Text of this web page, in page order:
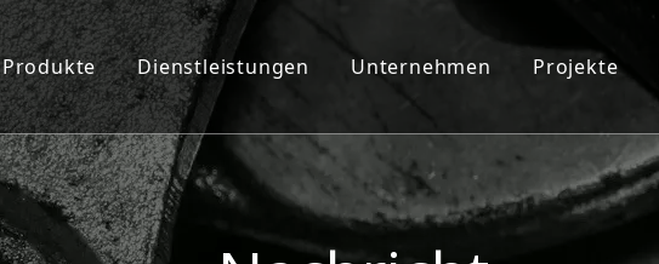
Produkte
Einsteckschloss-Ziersatz
Türkoordinator
Türschnalle
Dienstleistungen
2D/3D-Ingenieurdienstleistungen
ODM/OEM
Unternehmen
Pflanzeninfo
Unser Team
Projekte